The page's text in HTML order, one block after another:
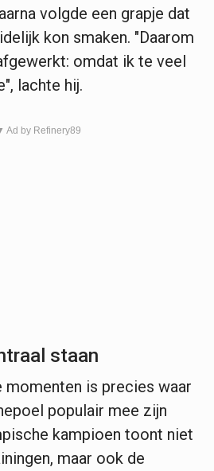
volgde een grapje dat
kon smaken. "Daarom
omdat ik te veel
lachte hij.
Ad by Refinery89
staan
momenten is precies waar
populair mee zijn
kampioen toont niet
maar ook de